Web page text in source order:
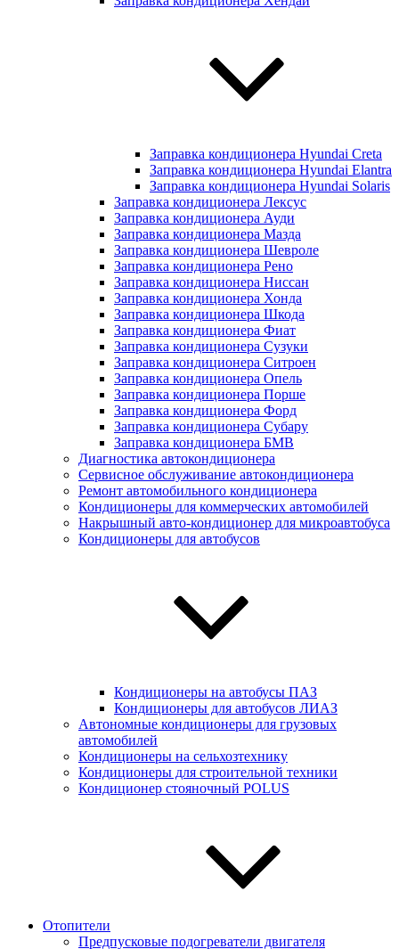
Заправка кондиционера Hyundai Creta
Заправка кондиционера Hyundai Elantra
Заправка кондиционера Hyundai Solaris
Заправка кондиционера Лексус
Заправка кондиционера Ауди
Заправка кондиционера Мазда
Заправка кондиционера Шевроле
Заправка кондиционера Рено
Заправка кондиционера Ниссан
Заправка кондиционера Хонда
Заправка кондиционера Шкода
Заправка кондиционера Фиат
Заправка кондиционера Сузуки
Заправка кондиционера Ситроен
Заправка кондиционера Опель
Заправка кондиционера Порше
Заправка кондиционера Форд
Заправка кондиционера Субару
Заправка кондиционера БМВ
Диагностика автокондиционера
Сервисное обслуживание автокондиционера
Ремонт автомобильного кондиционера
Кондиционеры для коммерческих автомобилей
Накрышный авто-кондиционер для микроавтобуса
Кондиционеры для автобусов
Кондиционеры на автобусы ПАЗ
Кондиционеры для автобусов ЛИАЗ
Автономные кондиционеры для грузовых
автомобилей
Кондиционеры на сельхозтехнику
Кондиционеры для строительной техники
Кондиционер стояночный POLUS
Отопители
Предпусковые подогреватели двигателя